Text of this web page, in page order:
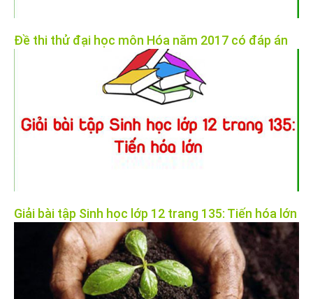
Đề thi thử đại học môn Hóa năm 2017 có đáp án
Giải bài tập Sinh học lớp 12 trang 135: Tiến hóa lớn